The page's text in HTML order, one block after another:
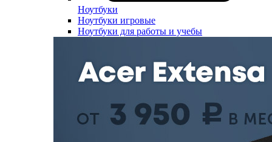
Ноутбуки
Ноутбуки игровые
Ноутбуки для работы и учебы